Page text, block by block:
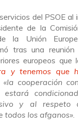
del PSOE al
de la
la Unión
tras una reunión
europeos que
y tenemos que
«la cooperación
estará
y al respeto
todos los afganos».